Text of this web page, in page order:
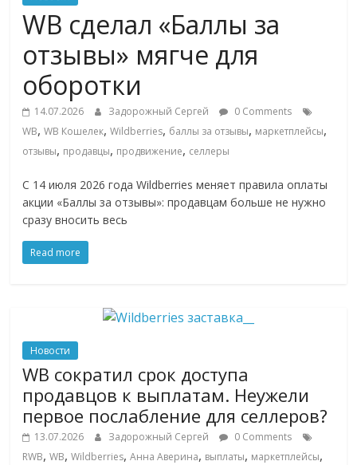
Commerce,
омниканальном
ритейле,
логистике,
технологиях,
соцсетях
торговле,
сервисах
для
Commerce,
ритейле,
логистике,
WB сделал «Баллы за
отзывы» мягче для
оборотки
14.07.2026 Задорожный Сергей
0 Comments
WB,WB Кошелек,Wildberries, баллы за отзывы, маркетплейсы,
отзывы, продавцы, продвижение, селлеры
С 14 июля 2026 года Wildberries меняет правила оплаты
акции «Баллы за отзывы»: продавцам больше не нужно
сразу вносить весь
Read more
Новости
WB сократил срок доступа
продавцов к выплатам. Неужели
первое послабление для селлеров?
13.07.2026 Задорожный Сергей
0 Comments
RWB,WB,Wildberries,Анна Аверина, выплаты, маркетплейсы,